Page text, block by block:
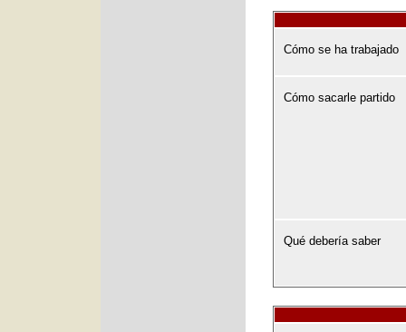
Cómo se ha trabajado
Cómo sacarle partido
Qué debería saber